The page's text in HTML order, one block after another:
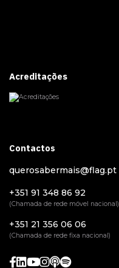
Acreditações
Contactos
querosabermais@flag.pt
+351 91 348 86 92
(Chamada de rede móvel nacional)
+351 21 356 06 06
(Chamada de rede fixa nacional)